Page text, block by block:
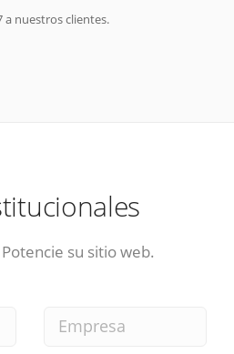
nuestros clientes.
su sitio web.